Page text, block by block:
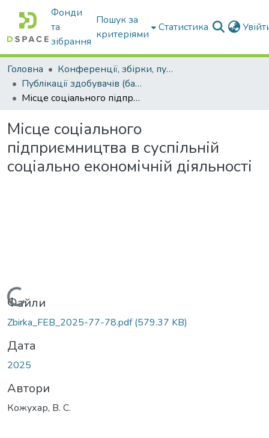
Фонди
та
зібрання
Пошук за
критеріями
Статистика
Головна
Конференції, збірки, публікації молодих вчених і здобувачів : магістрів, бакалаврів, аспірантів.
Публікації здобувачів (бакалаврів. магістрів, аспірантів)
Місце соціального підприємництва в суспільній соціально економічній діяльності
Місце соціального
підприємництва в суспільній
соціально економічній діяльності
Вантажиться...
Файли
Zbirka_FEB_2025-77-78.pdf(579.37 KB)
Дата
2025
Автори
Кожухар, В. С.